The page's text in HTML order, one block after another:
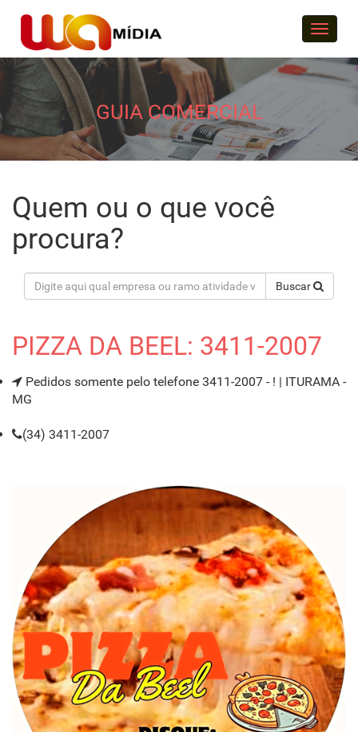
Menu
GUIA COMERCIAL
Quem ou o que você
procura?
Buscar
PIZZA DA BEEL: 3411-2007
Pedidos somente pelo telefone 3411-2007 - ! | ITURAMA -
MG
(34) 3411-2007